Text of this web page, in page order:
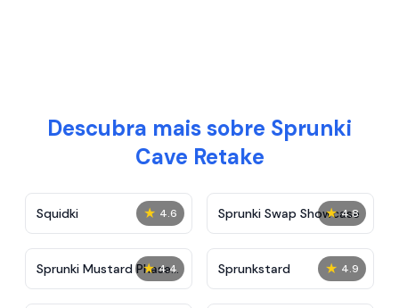
Descubra mais sobre Sprunki
Cave Retake
★ 4.6
Squidki ★ 4.8
Sprunki Swap Showcase
★ 4.4
Sprunki Mustard Phase
2
★ 4.9
Sprunkstard